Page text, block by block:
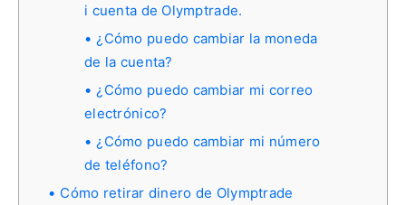
i cuenta de Olymptrade.
¿Cómo puedo cambiar la moneda
de la cuenta?
¿Cómo puedo cambiar mi correo
electrónico?
¿Cómo puedo cambiar mi número
de teléfono?
Cómo retirar dinero de Olymptrade